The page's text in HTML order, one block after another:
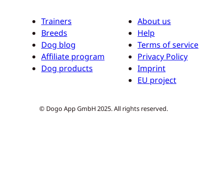
Trainers
Breeds
Dog blog
Affiliate program
Dog products
About us
Help
Terms of service
Privacy Policy
Imprint
EU project
© Dogo App GmbH 2025. All rights reserved.